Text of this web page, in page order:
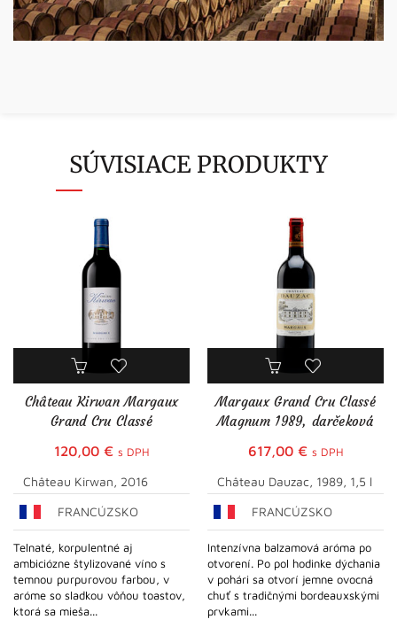
SÚVISIACE PRODUKTY
Château Kirwan Margaux
Grand Cru Classé
120,00 € s DPH
Château Kirwan, 2016
FRANCÚZSKO
Telnaté, korpulentné aj
ambiciózne štylizované víno s
temnou purpurovou farbou, v
aróme so sladkou vôňou toastov,
ktorá sa mieša...
Margaux Grand Cru Classé
Magnum 1989, darčeková
617,00 € s DPH
Château Dauzac, 1989, 1,5 l
FRANCÚZSKO
Intenzívna balzamová aróma po
otvorení. Po pol hodinke dýchania
v pohári sa otvorí jemne ovocná
chuť s tradičnými bordeauxskými
prvkami...